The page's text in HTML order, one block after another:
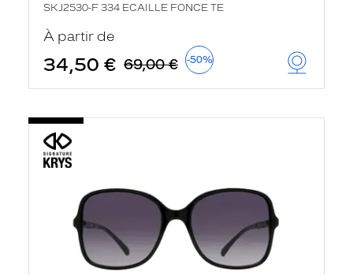
SKJ2530-F 334 ECAILLE FONCE TE
À partir de
34,50 € 69,00 € -50%